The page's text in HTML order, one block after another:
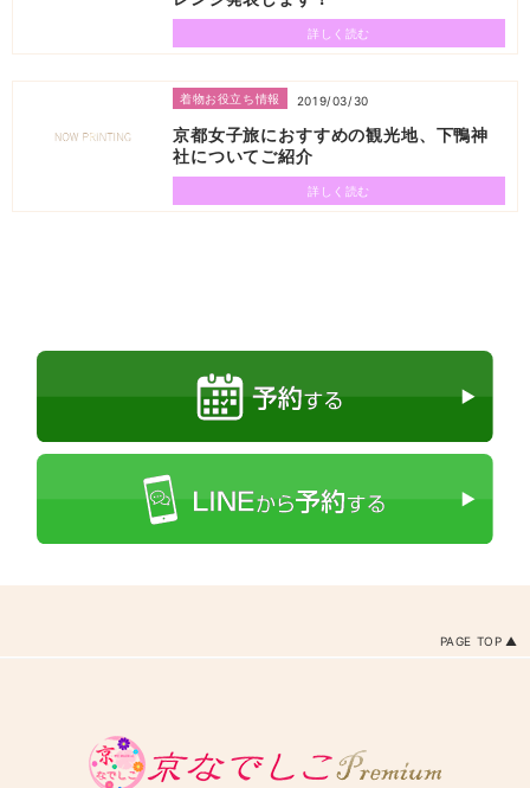
詳しく読む
着物お役立ち情報 2019/03/30
京都女子旅におすすめの観光地、下鴨神
社についてご紹介
詳しく読む
PAGE TOP